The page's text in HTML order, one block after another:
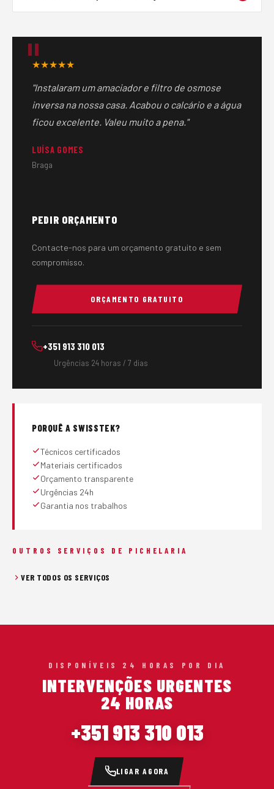
mais económica quando o objetivo é apenas melhorar a
em qualquer sistema de filtragem, independentemente
da marca ou de quem instalou.
★★★★★
"Instalaram um amaciador e filtro de osmose
inversa na nossa casa. Acabou o calcário e a água
ficou excelente. Valeu muito a pena."
LUÍSA GOMES
Braga
PEDIR ORÇAMENTO
Contacte-nos para um orçamento gratuito e sem
compromisso.
ORÇAMENTO GRATUITO
+351 913 310 013
Urgências 24 horas / 7 dias
PORQUÊ A SWISSTEK?
Técnicos certificados
Materiais certificados
Orçamento transparente
Urgências 24h
Garantia nos trabalhos
OUTROS SERVIÇOS DE PICHELARIA
VER TODOS OS SERVIÇOS
DISPONÍVEIS 24 HORAS POR DIA
INTERVENÇÕES URGENTES
24 HORAS
+351 913 310 013
LIGAR AGORA